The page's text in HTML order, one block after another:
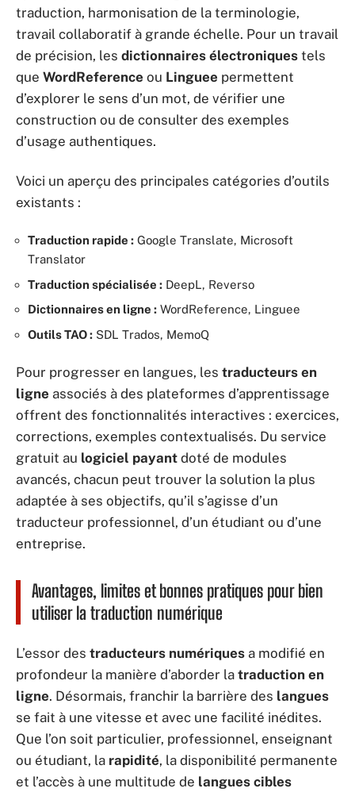
traduction, harmonisation de la terminologie,
travail collaboratif à grande échelle. Pour un travail
de précision, les dictionnaires électroniques tels
que WordReference ou Linguee permettent
d’explorer le sens d’un mot, de vérifier une
construction ou de consulter des exemples
d’usage authentiques.
Voici un aperçu des principales catégories d’outils
existants :
Traduction rapide : Google Translate, Microsoft
Translator
Traduction spécialisée : DeepL, Reverso
Dictionnaires en ligne : WordReference, Linguee
Outils TAO : SDL Trados, MemoQ
Pour progresser en langues, les traducteurs en
ligne associés à des plateformes d’apprentissage
offrent des fonctionnalités interactives : exercices,
corrections, exemples contextualisés. Du service
gratuit au logiciel payant doté de modules
avancés, chacun peut trouver la solution la plus
adaptée à ses objectifs, qu’il s’agisse d’un
traducteur professionnel, d’un étudiant ou d’une
entreprise.
Avantages, limites et bonnes pratiques pour bien
utiliser la traduction numérique
L’essor des traducteurs numériques a modifié en
profondeur la manière d’aborder la traduction en
ligne. Désormais, franchir la barrière des langues
se fait à une vitesse et avec une facilité inédites.
Que l’on soit particulier, professionnel, enseignant
ou étudiant, la rapidité, la disponibilité permanente
et l’accès à une multitude de langues cibles